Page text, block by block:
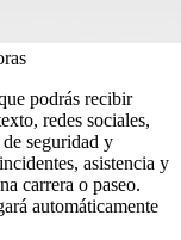
podrás recibir
redes sociales,
seguridad y
asistencia y
carrera o paseo.
automáticamente